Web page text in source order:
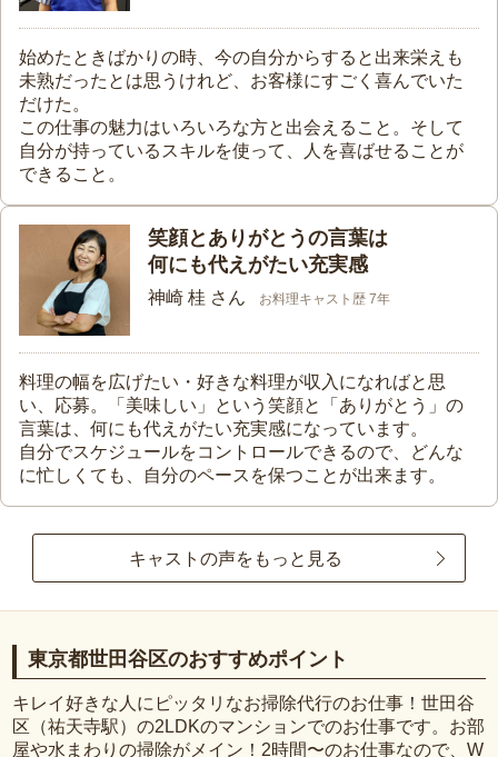
始めたときばかりの時、今の自分からすると出来栄えも
未熟だったとは思うけれど、お客様にすごく喜んでいた
だけた。
この仕事の魅力はいろいろな方と出会えること。そして
自分が持っているスキルを使って、人を喜ばせることが
できること。
笑顔とありがとうの言葉は
何にも代えがたい充実感
神崎 桂 さん お料理キャスト歴 7年
料理の幅を広げたい・好きな料理が収入になればと思
い、応募。「美味しい」という笑顔と「ありがとう」の
言葉は、何にも代えがたい充実感になっています。
自分でスケジュールをコントロールできるので、どんな
に忙しくても、自分のペースを保つことが出来ます。
キャストの声をもっと見る
東京都世田谷区のおすすめポイント
キレイ好きな人にピッタリなお掃除代行のお仕事！世田谷
区（祐天寺駅）の2LDKのマンションでのお仕事です。お部
屋や水まわりの掃除がメイン！2時間〜のお仕事なので、W